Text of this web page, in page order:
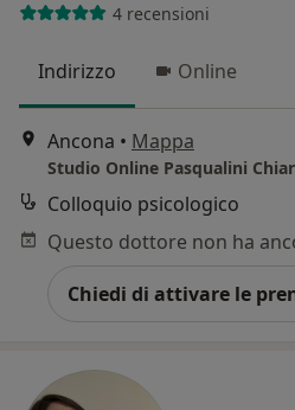
4 recensioni
Indirizzo Online
Ancona • Mappa
Studio Online Pasqualini
Colloquio psicologico
Chiedi di attivare le